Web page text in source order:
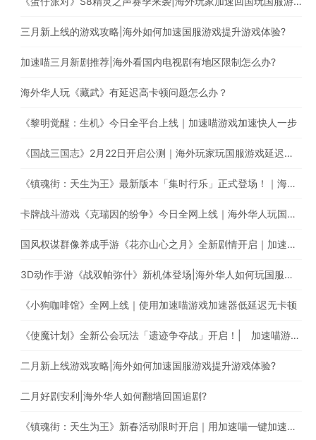
三月新上线的游戏攻略|海外如何加速国服游戏提升游戏体验?
加速喵三月新剧推荐|海外看国内电视剧有地区限制怎么办?
海外华人玩《藏武》有延迟高卡顿问题怎么办？
《黎明觉醒：生机》今日全平台上线｜加速喵游戏加速快人一步
《国战三国志》2月22日开启公测｜海外玩家玩国服游戏延迟高怎么办？
《镇魂街：天生为王》最新版本「集时行乐」正式登场！｜海外玩国服游戏，遭遇延迟卡顿、丢包？
卡牌战斗游戏《克瑞因的纷争》今日全网上线｜海外华人玩国服游戏有延迟高卡顿问题怎么办？
国风权谋群像养成手游《花亦山心之月》全新剧情开启｜加速国服游戏全网最快
3D动作手游《战双帕弥什》新机体登场|海外华人如何玩国服手游?
《小狗咖啡馆》全网上线｜使用加速喵游戏加速器低延迟无卡顿
《使魔计划》全新公会玩法「遗迹争夺战」开启！| 加速喵游戏加速快人一步
二月新上线游戏攻略|海外如何加速国服游戏提升游戏体验?
二月好剧安利|海外华人如何翻墙回国追剧?
《镇魂街：天生为王》新春活动限时开启｜用加速喵一键加速游戏降低海外玩国服延迟。